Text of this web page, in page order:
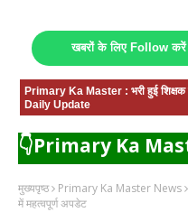
खबरों के लिए Follow
Primary Ka Master : भरी हुई शिक्षक
Daily Update
👇Primary Ka
मुख्यपृष्ठ Primary Ka Master News
में महत्वपूर्ण अपडेट